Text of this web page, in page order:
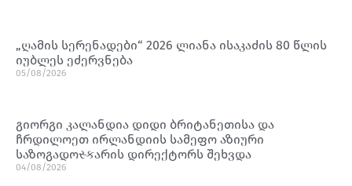
„ღამის სერენადები“ 2026 ლიანა ისაკაძის 80 წლის
იუბლეს ეძერვნება
05/08/2026
გიორგი კალანდია დიდი ბრიტანეთისა და
ჩრდილოეთ ირლანდიის სამეფო აზიური
საზოგადოસ્કარის დირექტორს შეხვდა
04/08/2026